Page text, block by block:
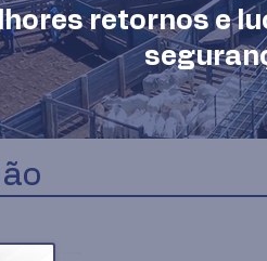
retornos e